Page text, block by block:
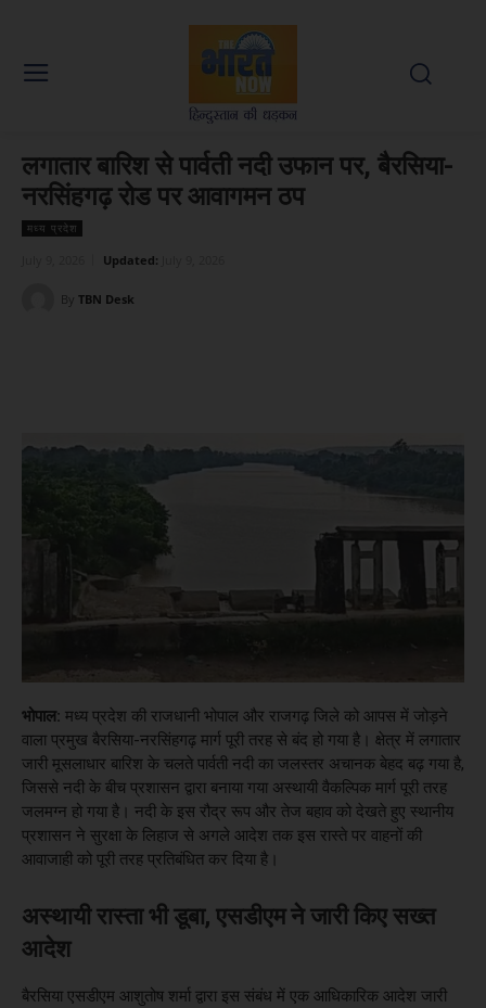
लगातार बारिश से पार्वती नदी उफान पर, बैरसिया-
नरसिंहगढ़ रोड पर आवागमन ठप
मध्य प्रदेश
Updated:
By TBN Desk
भोपाल: मध्य प्रदेश की राजधानी भोपाल और राजगढ़ जिले को आपस में जोड़ने
वाला प्रमुख बैरसिया-नरसिंहगढ़ मार्ग पूरी तरह से बंद हो गया है। क्षेत्र में लगातार
जारी मूसलाधार बारिश के चलते पार्वती नदी का जलस्तर अचानक बेहद बढ़ गया है,
जिससे नदी के बीच प्रशासन द्वारा बनाया गया अस्थायी वैकल्पिक मार्ग पूरी तरह
जलमग्न हो गया है। नदी के इस रौद्र रूप और तेज बहाव को देखते हुए स्थानीय
प्रशासन ने सुरक्षा के लिहाज से अगले आदेश तक इस रास्ते पर वाहनों की
आवाजाही को पूरी तरह प्रतिबंधित कर दिया है।
अस्थायी रास्ता भी डूबा, एसडीएम ने जारी किए सख्त
आदेश
बैरसिया एसडीएम आशुतोष शर्मा द्वारा इस संबंध में एक आधिकारिक आदेश जारी